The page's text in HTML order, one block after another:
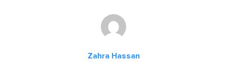
Zahra Hassan